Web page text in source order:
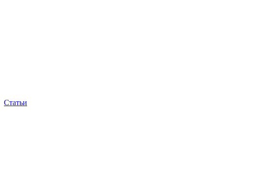
Статьи